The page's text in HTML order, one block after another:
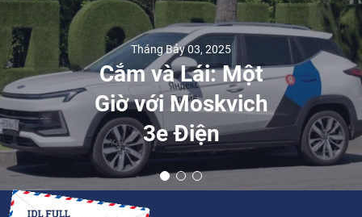
Tháng Bảy 03, 2025
Cắm và Lái: Một
Giờ với Moskvich
3e Điện